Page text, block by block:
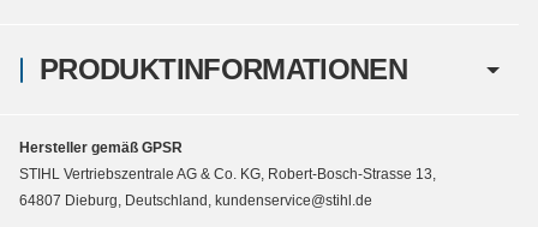
PRODUKTINFORMATIONEN
Hersteller gemäß GPSR
STIHL Vertriebszentrale AG & Co. KG, Robert-Bosch-Strasse 13,
64807 Dieburg, Deutschland, kundenservice@stihl.de